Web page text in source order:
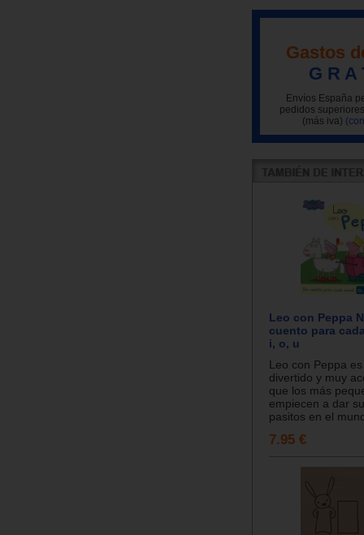
Gastos
G R A
Envíos España
pedidos
(más iva)
Leo con Peppa
cuento para
i, o, u
Leo con Peppa
divertido y muy
que los más
empiecen a dar
pasitos en el
7.95 €